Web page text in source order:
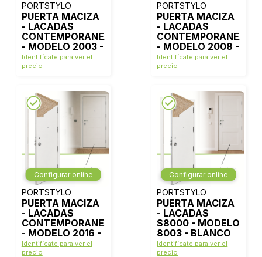
PORTSTYLO
PUERTA MACIZA
- LACADAS
CONTEMPORANEAS
- MODELO 2003 -
BLANCO LACA
Identifícate para ver el
precio
PORTSTYLO
PUERTA MACIZA
- LACADAS
CONTEMPORANEAS
- MODELO 2008 -
BLANCO LACA
Identifícate para ver el
precio
Configurar online
PORTSTYLO
PUERTA MACIZA
- LACADAS
CONTEMPORANEAS
- MODELO 2016 -
BLANCO LACA
Identifícate para ver el
precio
Configurar online
PORTSTYLO
PUERTA MACIZA
- LACADAS
S8000 - MODELO
8003 - BLANCO
LACA
Identifícate para ver el
precio